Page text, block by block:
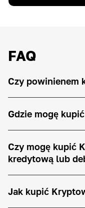
FAQ
Czy powinienem
Gdzie mogę
Czy mogę kupić
kredytową lub
Jak kupić